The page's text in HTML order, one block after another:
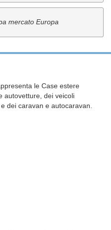
mercato Europa
le Case estere
autovetture, dei veicoli
dei caravan e autocaravan.